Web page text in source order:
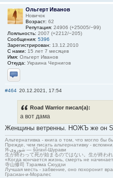
Ольгерт Иванов
Новичок
Возраст: 62
Репутация: 24906 (+25005/−99)
Лояльность: 2007 (+2212/−205)
Сообщения: 5396
Зарегистрирован: 13.12.2010
С нами: 15 лет 7 месяцев
Имя: Ольгерт Иванов
Откуда: Украина Чернигов
Отправить личное сообщение
#464 20.12.2021, 17:54
Road Warrior писал(а):
а вот дама
Женщины ветренны. НОЖЪ же он
Альтернативка - книга о том, что могло бы
Прежде, чем писать альтернативку -
Я-شوروی — šûravî-Шурави
生が終わって死が始まるのではない。生が終わ
«Когда кончается жизнь, смерть не
寺山修司 Тэраяма Сюудзи
Лучшая месть - забвение, оно похоронит
Грасиан-и-Моралес